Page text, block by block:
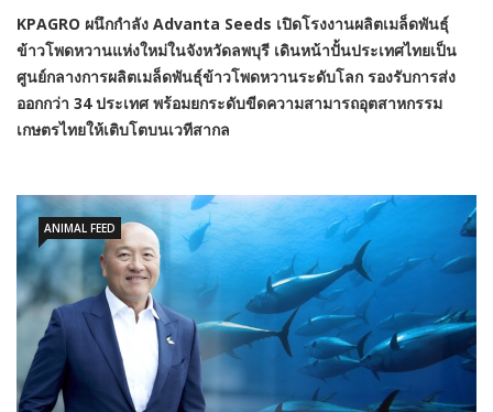
KPAGRO ผนึกกำลัง Advanta Seeds เปิดโรงงานผลิตเมล็ดพันธุ์
ข้าวโพดหวานแห่งใหม่ในจังหวัดลพบุรี เดินหน้าปั้นประเทศไทยเป็น
ศูนย์กลางการผลิตเมล็ดพันธุ์ข้าวโพดหวานระดับโลก รองรับการส่ง
ออกกว่า 34ประเทศ พร้อมยกระดับขีดความสามารถอุตสาหกรรม
เกษตรไทยให้เติบโตบนเวทีสากล
ANIMAL FEED